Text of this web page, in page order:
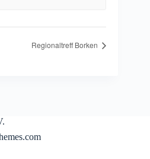
Regionaltreff Borken